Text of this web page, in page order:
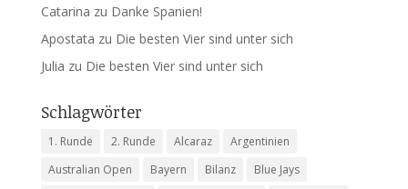
Catarina zu Danke Spanien!
Apostata zu Die besten Vier sind unter sich
Julia zu Die besten Vier sind unter sich
Schlagwörter
1. Runde 2. Runde Alcaraz
Argentinien
Australian Open
Bayern Bilanz
Blue Jays